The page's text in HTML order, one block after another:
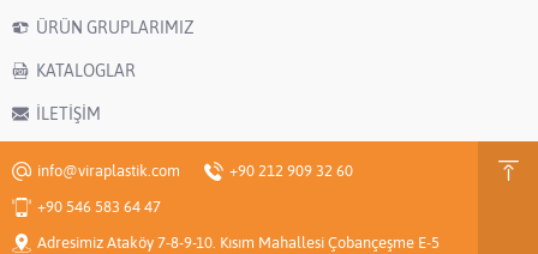
ÜRÜN GRUPLARIMIZ
KATALOGLAR
İLETİŞİM
info@viraplastik.com
+90 212 909 32 60
+90 546 583 64 47
Adresimiz Ataköy 7-8-9-10. Kısım Mahallesi Çobançeşme E-5